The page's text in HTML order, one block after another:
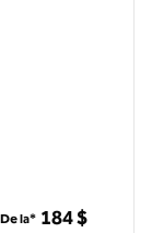
De la* 184 $